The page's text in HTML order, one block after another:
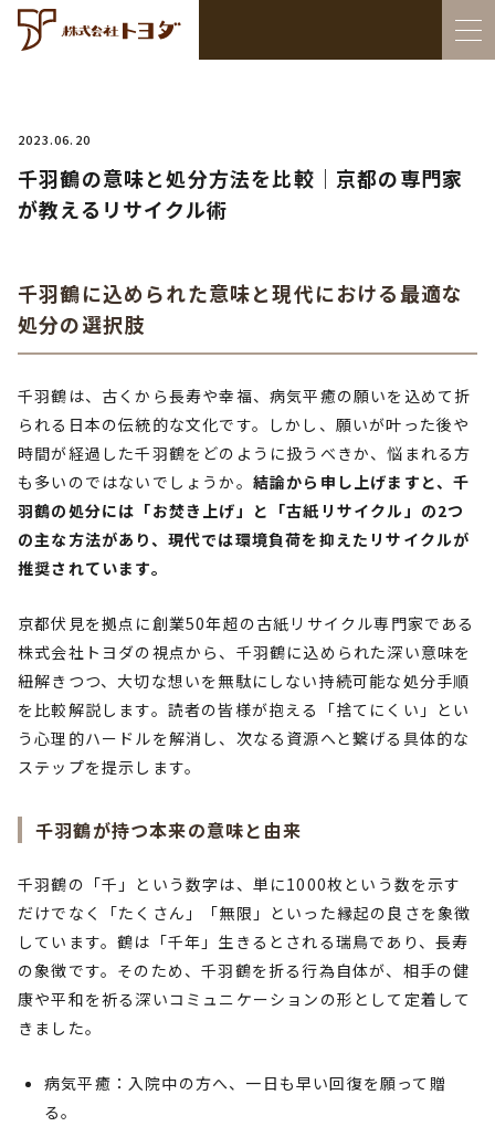
2023.06.20
千羽鶴の意味と処分方法を比較｜京都の専門家
が教えるリサイクル術
千羽鶴に込められた意味と現代における最適な
処分の選択肢
千羽鶴は、古くから長寿や幸福、病気平癒の願いを込めて折
られる日本の伝統的な文化です。しかし、願いが叶った後や
時間が経過した千羽鶴をどのように扱うべきか、悩まれる方
も多いのではないでしょうか。 結論から申し上げますと、千
羽鶴の処分には「お焚き上げ」と「古紙リサイクル」の2つ
の主な方法があり、現代では環境負荷を抑えたリサイクルが
推奨されています。
京都伏見を拠点に創業50年超の古紙リサイクル専門家である
株式会社トヨダの視点から、千羽鶴に込められた深い意味を
紐解きつつ、大切な想いを無駄にしない持続可能な処分手順
を比較解説します。読者の皆様が抱える「捨てにくい」とい
う心理的ハードルを解消し、次なる資源へと繋げる具体的な
ステップを提示します。
千羽鶴が持つ本来の意味と由来
千羽鶴の「千」という数字は、単に1000枚という数を示す
だけでなく「たくさん」「無限」といった縁起の良さを象徴
しています。鶴は「千年」生きるとされる瑞鳥であり、長寿
の象徴です。そのため、千羽鶴を折る行為自体が、相手の健
康や平和を祈る深いコミュニケーションの形として定着して
きました。
病気平癒：入院中の方へ、一日も早い回復を願って贈
る。